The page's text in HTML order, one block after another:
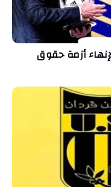
أزمة حقوق